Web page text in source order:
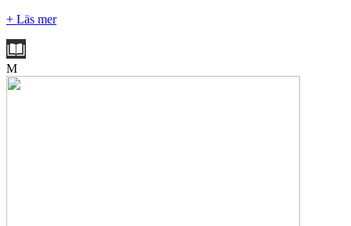
+ Läs mer
M